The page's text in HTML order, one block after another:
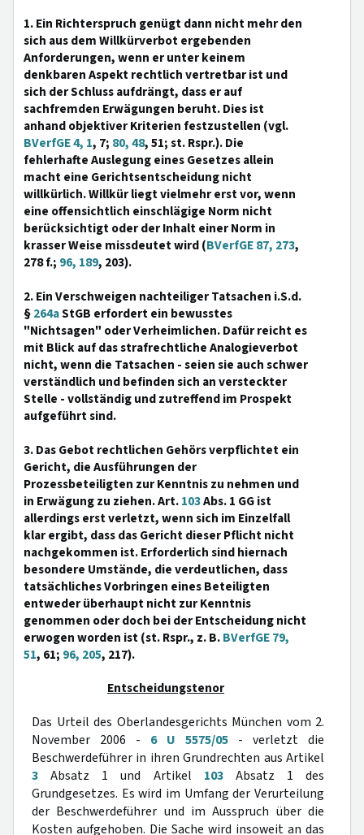
1. Ein Richterspruch genügt dann nicht mehr den
sich aus dem Willkürverbot ergebenden
Anforderungen, wenn er unter keinem
denkbaren Aspekt rechtlich vertretbar ist und
sich der Schluss aufdrängt, dass er auf
sachfremden Erwägungen beruht. Dies ist
anhand objektiver Kriterien festzustellen (vgl.
BVerfGE 4, 1, 7; 80, 48, 51; st. Rspr.). Die
fehlerhafte Auslegung eines Gesetzes allein
macht eine Gerichtsentscheidung nicht
willkürlich. Willkür liegt vielmehr erst vor, wenn
eine offensichtlich einschlägige Norm nicht
berücksichtigt oder der Inhalt einer Norm in
krasser Weise missdeutet wird (BVerfGE 87, 273,
278 f.; 96, 189, 203).
2. Ein Verschweigen nachteiliger Tatsachen i.S.d.
§264aStGB erfordert ein bewusstes
"Nichtsagen" oder Verheimlichen. Dafür reicht es
mit Blick auf das strafrechtliche Analogieverbot
nicht, wenn die Tatsachen - seien sie auch schwer
verständlich und befinden sich an versteckter
Stelle - vollständig und zutreffend im Prospekt
aufgeführt sind.
3. Das Gebot rechtlichen Gehörs verpflichtet ein
Gericht, die Ausführungen der
Prozessbeteiligten zur Kenntnis zu nehmen und
in Erwägung zu ziehen. Art.103Abs. 1 GG ist
allerdings erst verletzt, wenn sich im Einzelfall
klar ergibt, dass das Gericht dieser Pflicht nicht
nachgekommen ist. Erforderlich sind hiernach
besondere Umstände, die verdeutlichen, dass
tatsächliches Vorbringen eines Beteiligten
entweder überhaupt nicht zur Kenntnis
genommen oder doch bei der Entscheidung nicht
erwogen worden ist (st. Rspr., z. B.BVerfGE 79,
51, 61; 96, 205, 217).
Entscheidungstenor
Das Urteil des Oberlandesgerichts München vom 2.
November 2006 - 6 U 5575/05 - verletzt die
Beschwerdeführer in ihren Grundrechten aus Artikel
3 Absatz 1 und Artikel 103Absatz 1 des
Grundgesetzes. Es wird im Umfang der Verurteilung
der Beschwerdeführer und im Ausspruch über die
Kosten aufgehoben. Die Sache wird insoweit an das